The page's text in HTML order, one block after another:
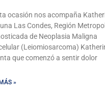
ocasión nos acompaña
Las Condes, Región
de Neoplasia Maligna
(Leiomiosarcoma)
que comenzó a sentir dolor
»